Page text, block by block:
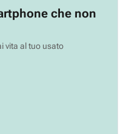
che non
vita al tuo usato